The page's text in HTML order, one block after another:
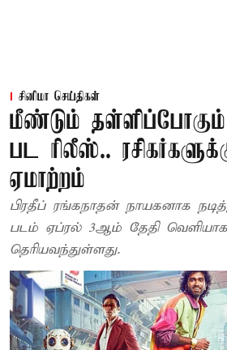
சினிமா செய்திகள்
மீண்டும்
பட ரிலீஸ்..
ஏமாற்றம்
பிரதீப் ரங்கநாதன் நாயகனாக
படம் ஏப்ரல் 3ஆம் தேதி
தெரியவந்துள்ளது.